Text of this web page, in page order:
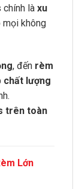
chính là xu
mọi không
, đến rèm
chất lượng
trên toàn
Lớn